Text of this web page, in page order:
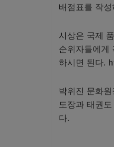
배점표를 작성
시상은 국제
순위자들에게
하시면 된다.
박위진 문화
도장과 태권
다.